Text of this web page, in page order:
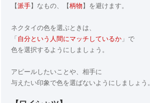
【派手】なもの、【柄物】を避けます。
ネクタイの色を選ぶときは、
「自分という人間にマッチしているか 」で
色を選択するようにしましょう。
アピールしたいことや、相手に
与えたい印象で色を選ばないようにしましょう。